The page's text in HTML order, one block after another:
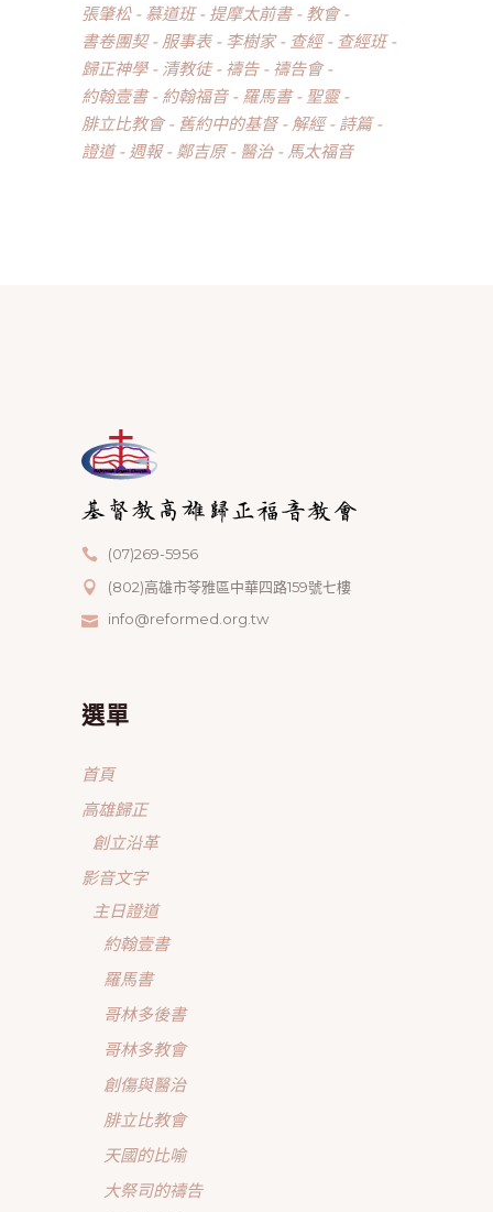
張肇松
慕道班 提摩太前書
教會
書卷團契
服事表 李樹家 查經
查經班
歸正神學
清教徒 禱告
禱告會
約翰壹書
約翰福音 羅馬書
聖靈
腓立比教會
舊約中的基督 解經
詩篇
證道
週報 鄭吉原 醫治 馬太福音
(07)269-5956
(802)高雄市苓雅區中華四路159號七樓
info@reformed.org.tw
選單
首頁
高雄歸正
創立沿革
影音文字
主日證道
約翰壹書
羅馬書
哥林多後書
哥林多教會
創傷與醫治
腓立比教會
天國的比喻
大祭司的禱告